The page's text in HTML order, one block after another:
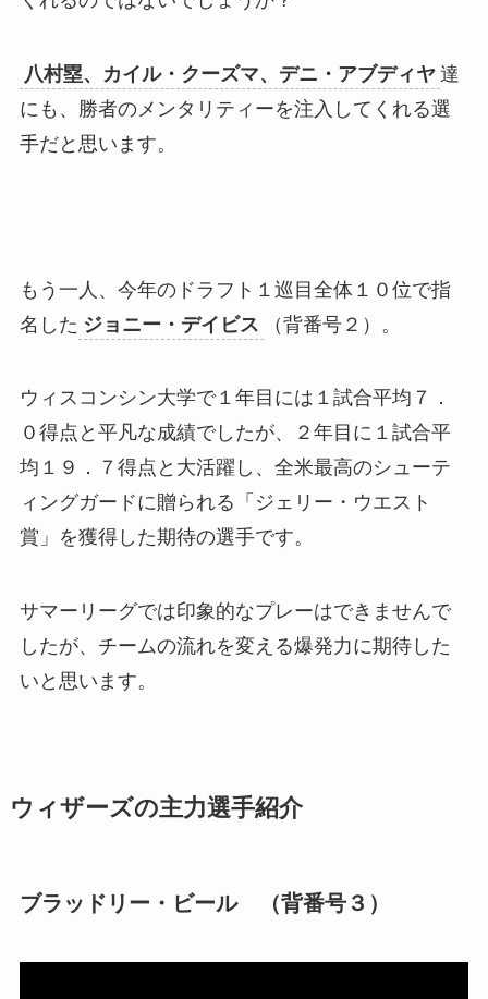
八村塁、カイル・クーズマ、デニ・アブディヤ 達
にも、勝者のメンタリティーを注入してくれる選
手だと思います。
もう一人、今年のドラフト１巡目全体１０位で指
名した ジョニー・デイビス （背番号２）。
ウィスコンシン大学で１年目には１試合平均７．
０得点と平凡な成績でしたが、２年目に１試合平
均１９．７得点と大活躍し、全米最高のシューテ
ィングガードに贈られる「ジェリー・ウエスト
賞」を獲得した期待の選手です。
サマーリーグでは印象的なプレーはできませんで
したが、チームの流れを変える爆発力に期待した
いと思います。
ウィザーズの主力選手紹介
ブラッドリー・ビール （背番号３）